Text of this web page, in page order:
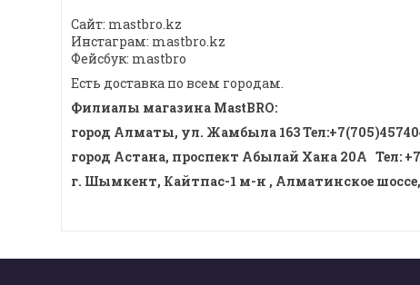
Сайт: mastbro.kz
Инстаграм: mastbro.kz
Фейсбук: mastbro
Есть доставка по всем городам.
Филиалы магазина MastBRO:
город Алматы, ул. Жамбыла 163 Тел:
город Астана, проспект Абылай Хана 20А Тел:
г. Шымкент, Кайтпас-1 м-н , Алматинское шоссе,